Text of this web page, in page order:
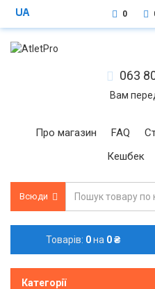
0
063
Вам
Про магазин FAQ
Кешбек
Всюди
Товарів: 0на 0 ₴
Категорії